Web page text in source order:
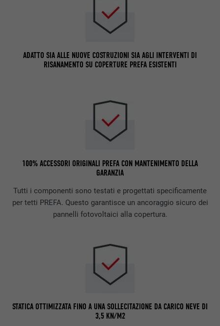
ADATTO SIA ALLE NUOVE COSTRUZIONI SIA AGLI INTERVENTI DI
RISANAMENTO SU COPERTURE PREFA ESISTENTI
100% ACCESSORI ORIGINALI PREFA CON MANTENIMENTO DELLA
GARANZIA
Tutti i componenti sono testati e progettati specificamente
per tetti PREFA. Questo garantisce un ancoraggio sicuro dei
pannelli fotovoltaici alla copertura.
STATICA OTTIMIZZATA FINO A UNA SOLLECITAZIONE DA CARICO NEVE DI
3,5 KN/M2